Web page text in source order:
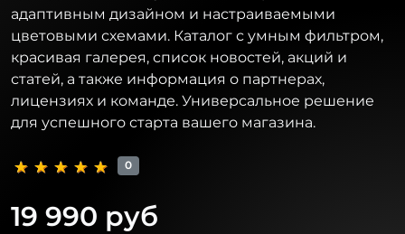
адаптивным дизайном и настраиваемыми
цветовыми схемами. Каталог с умным фильтром,
красивая галерея, список новостей, акций и
статей, а также информация о партнерах,
лицензиях и команде. Универсальное решение
для успешного старта вашего магазина.
0
19 990 руб